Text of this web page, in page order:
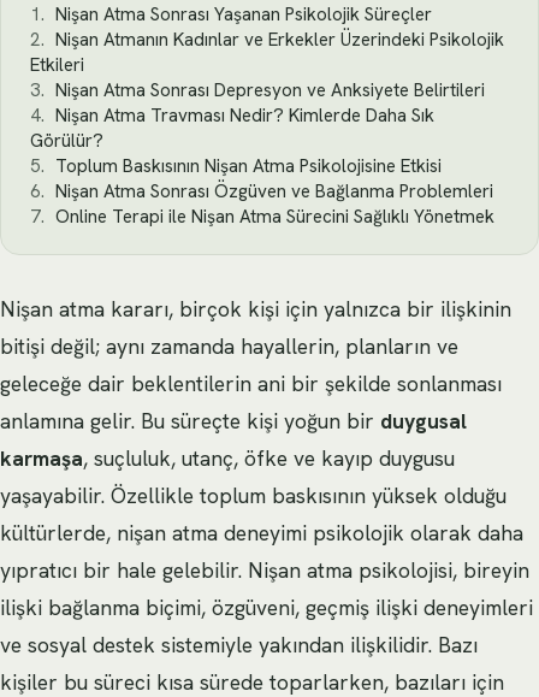
Nişan Atma Sonrası Yaşanan Psikolojik Süreçler
Nişan Atmanın Kadınlar ve Erkekler Üzerindeki Psikolojik
Etkileri
Nişan Atma Sonrası Depresyon ve Anksiyete Belirtileri
Nişan Atma Travması Nedir? Kimlerde Daha Sık
Görülür?
Toplum Baskısının Nişan Atma Psikolojisine Etkisi
Nişan Atma Sonrası Özgüven ve Bağlanma Problemleri
Online Terapi ile Nişan Atma Sürecini Sağlıklı Yönetmek
Nişan atma kararı, birçok kişi için yalnızca bir ilişkinin
bitişi değil; aynı zamanda hayallerin, planların ve
geleceğe dair beklentilerin ani bir şekilde sonlanması
anlamına gelir. Bu süreçte kişi yoğun bir duygusal
karmaşa, suçluluk, utanç, öfke ve kayıp duygusu
yaşayabilir. Özellikle toplum baskısının yüksek olduğu
kültürlerde, nişan atma deneyimi psikolojik olarak daha
yıpratıcı bir hale gelebilir. Nişan atma psikolojisi, bireyin
ilişki bağlanma biçimi, özgüveni, geçmiş ilişki deneyimleri
ve sosyal destek sistemiyle yakından ilişkilidir. Bazı
kişiler bu süreci kısa sürede toparlarken, bazıları için